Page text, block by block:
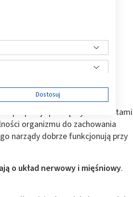
funkcjonowania całego
proporcja pomiędzy elektrolitami
organizmu do zachowania
narządy dobrze funkcjonują przy
o układ nerwowy i mięśniowy.
Dostosuj